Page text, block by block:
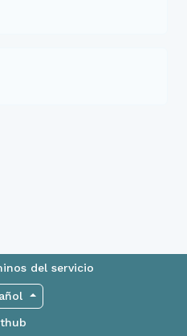
del servicio